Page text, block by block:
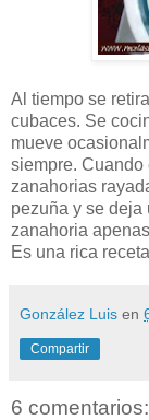
Al tiempo se
cubaces. Se
mueve
siempre. Cuando
zanahorias
pezuña y se deja
zanahoria
Es una rica
González Luis en
Compartir
6 comentarios: